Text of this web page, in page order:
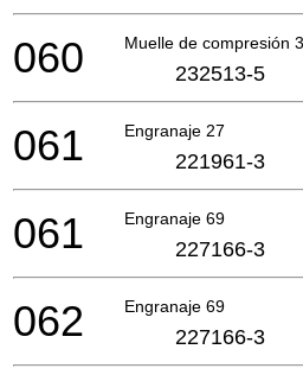
Muelle de compresión
060 232513-5
Engranaje 27
061 221961-3
Engranaje 69
061 227166-3
Engranaje 69
062 227166-3